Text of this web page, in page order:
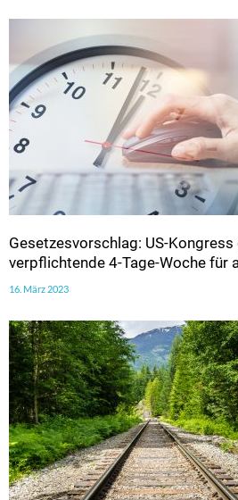
Gesetzesvorschlag: US-
verpflichtende 4-Tage-Woche für
16. März 2023